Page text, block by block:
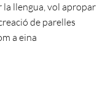
llengua, vol apropar
de parelles
a eina